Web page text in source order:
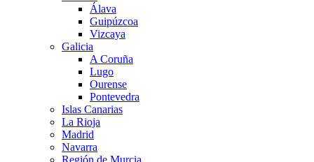
Álava
Guipúzcoa
Vizcaya
Galicia
A Coruña
Lugo
Ourense
Pontevedra
Islas Canarias
La Rioja
Madrid
Navarra
Región de Murcia